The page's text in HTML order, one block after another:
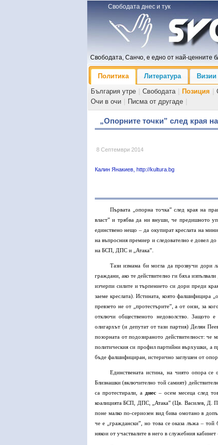
Свободата днес и тук
Свободата, Санчо, е едно от най-ценните
Политика Литература Визии
България утре
Свободата Позиция
Очи в очи
Писма от другаде
„Опорните точки” след края
8 Септември 2014
Калин Янакиев, http://kultura.bg
Първата „опорна точка” след края на
власт” и трябва да ни внуши, че предишното
единствено нещо – да окупират креслата на
на въпросния премиер и следователно е довел
на БСП, ДПС и „Атака”.
Тази измама би могла да прозвучи дори
граждани, ако те действително ги бяха
изчерпи силите и търпението си дори преди
заеме креслата). Истината, която фалшифицира
превзето не от „протестърите”, а от онзи, за
отключи общественото недоволство. Защото
олигархът (и депутат от тази партия) Делян
позорната от подозираното действителност:
политическия си профил партийни върхушки, а
бъде фалшифициран, истерично заглушен от
Единствената истина, на чиято опора се
Близнашки (включително той самият)
са протестирали, а днес– осем месеца след
коалицията БСП, ДПС, „Атака” (Цв. Василев, Д.
поне малко по-сериозен вид бива омотано в
че е „граждански”, но това се оказа лъжа – той
някои от участвалите в него в служебния кабинет